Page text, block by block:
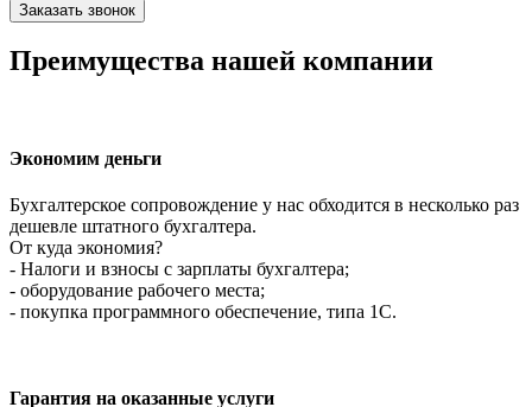
Преимущества нашей компании
Экономим деньги
Бухгалтерское сопровождение у нас обходится в несколько раз
дешевле штатного бухгалтера.
От куда экономия?
- Налоги и взносы с зарплаты бухгалтера;
- оборудование рабочего места;
- покупка программного обеспечение, типа 1С.
Гарантия на оказанные услуги